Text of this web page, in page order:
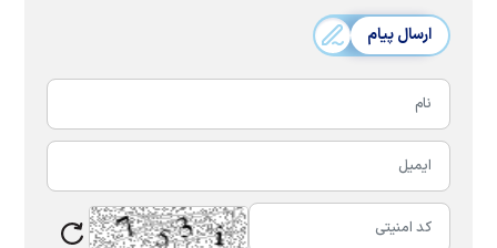
ارسال پیام